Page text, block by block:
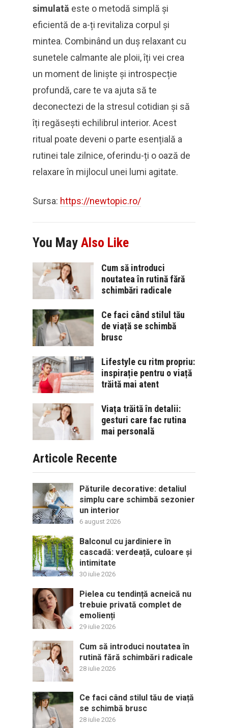
simulată este o metodă simplă și
eficientă de a-ți revitaliza corpul și
mintea. Combinând un duș relaxant cu
sunetele calmante ale ploii, îți vei crea
un moment de liniște și introspecție
profundă, care te va ajuta să te
deconectezi de la stresul cotidian și să
îți regăsești echilibrul interior. Acest
ritual poate deveni o parte esențială a
rutinei tale zilnice, oferindu-ți o oază de
relaxare în mijlocul unei lumi agitate.
Sursa: https://newtopic.ro/
You May Also Like
Cum să introduci
noutatea în rutină fără
schimbări radicale
Ce faci când stilul tău
de viață se schimbă
brusc
Lifestyle cu ritm propriu:
inspirație pentru o viață
trăită mai atent
Viața trăită în detalii:
gesturi care fac rutina
mai personală
Articole Recente
Păturile decorative: detaliul
simplu care schimbă sezonier
un interior
6 august 2026
Balconul cu jardiniere în
cascadă: verdeață, culoare și
intimitate
30 iulie 2026
Pielea cu tendință acneică nu
trebuie privată complet de
emolienți
29 iulie 2026
Cum să introduci noutatea în
rutină fără schimbări radicale
28 iulie 2026
Ce faci când stilul tău de viață
se schimbă brusc
28 iulie 2026